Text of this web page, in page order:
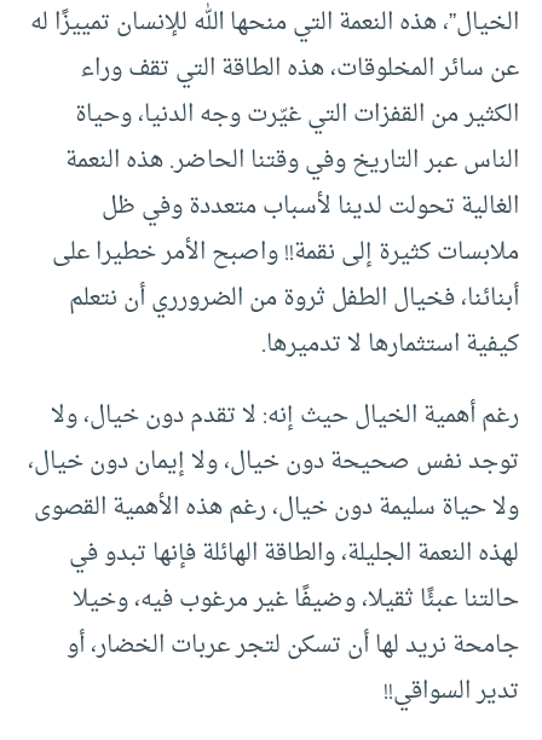
الخيال”، هذه النعمة التي منحها الله للإنسان تمييزًا له
عن سائر المخلوقات، هذه الطاقة التي تقف وراء
الكثير من القفزات التي غيّرت وجه الدنيا، وحياة
الناس عبر التاريخ وفي وقتنا الحاضر. هذه النعمة
الغالية تحولت لدينا لأسباب متعددة وفي ظل
ملابسات كثيرة إلى نقمة!! واصبح الأمر خطيرا على
أبنائنا، فخيال الطفل ثروة من الضرورري أن نتعلم
كيفية استثمارها لا تدميرها.
رغم أهمية الخيال حيث إنه: لا تقدم دون خيال، ولا
توجد نفس صحيحة دون خيال، ولا إيمان دون خيال،
ولا حياة سليمة دون خيال، رغم هذه الأهمية القصوى
لهذه النعمة الجليلة، والطاقة الهائلة فإنها تبدو في
حالتنا عبئًا ثقيلا، وضيفًا غير مرغوب فيه، وخيلا
جامحة نريد لها أن تسكن لتجر عربات الخضار، أو
تدير السواقي!!